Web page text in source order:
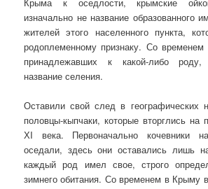
Крыма к оседлости, крымские
изначально не название образованного
жителей этого населенного пункта,
родоплеменному признаку. Со временем
принадлежавших к какой-либо
название селения.
Оставили свой след в географических
половцы-кыпчаки, которые вторглись на
ХI века. Первоначально кочевники
оседали, здесь они оставались лишь
каждый род имел свое, строго
зимнего обитания. Со временем в Крыму